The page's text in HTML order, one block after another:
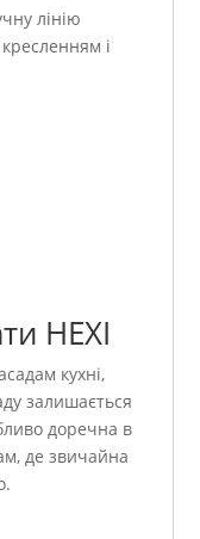
лінію
і
HEXI
кухні,
залишається
доречна в
де звичайна